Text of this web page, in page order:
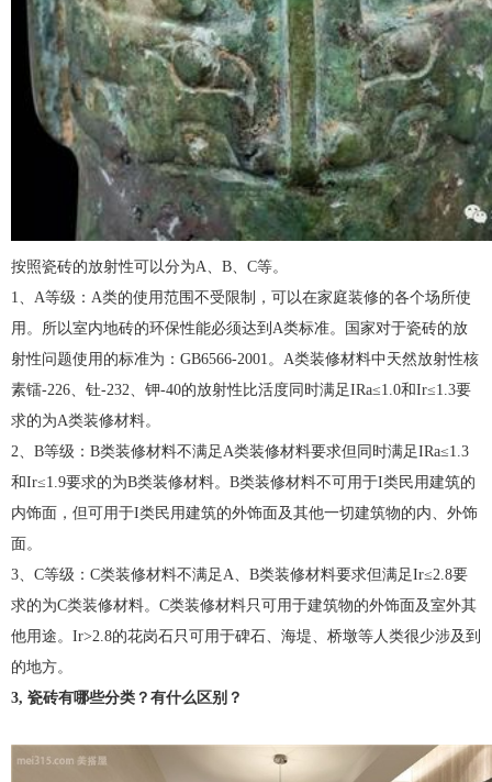
按照瓷砖的放射性可以分为A、B、C等。
1、A等级：A类的使用范围不受限制，可以在家庭装修的各个场所使
用。所以室内地砖的环保性能必须达到A类标准。国家对于瓷砖的放
射性问题使用的标准为：GB6566-2001。A类装修材料中天然放射性核
素镭-226、钍-232、钾-40的放射性比活度同时满足IRa≤1.0和Ir≤1.3要
求的为A类装修材料。
2、B等级：B类装修材料不满足A类装修材料要求但同时满足IRa≤1.3
和Ir≤1.9要求的为B类装修材料。B类装修材料不可用于I类民用建筑的
内饰面，但可用于I类民用建筑的外饰面及其他一切建筑物的内、外饰
面。
3、C等级：C类装修材料不满足A、B类装修材料要求但满足Ir≤2.8要
求的为C类装修材料。C类装修材料只可用于建筑物的外饰面及室外其
他用途。Ir>2.8的花岗石只可用于碑石、海堤、桥墩等人类很少涉及到
的地方。
3, 瓷砖有哪些分类？有什么区别？